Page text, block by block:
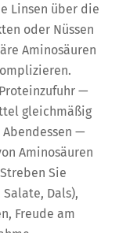
Linsen über die
oder Nüssen
Aminosäuren
—
gleichmäßig
Abendessen —
Aminosäuren
Sie
Dals),
Freude am